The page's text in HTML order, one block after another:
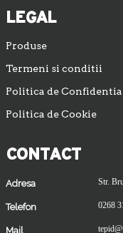
LEGAL
Produse
Termeni si conditii
Politica de
Politica de Cookie
CONTACT
Adresa Str.
Telefon 0268
Mail